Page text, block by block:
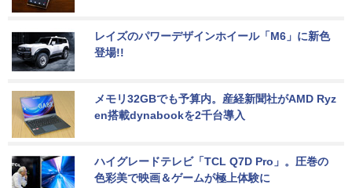
レイズのパワーデザインホイール「M6」に新色
登場!!
メモリ32GBでも予算内。産経新聞社がAMD Ryz
en搭載dynabookを2千台導入
ハイグレードテレビ「TCL Q7D Pro」。圧巻の
色彩美で映画＆ゲームが極上体験に